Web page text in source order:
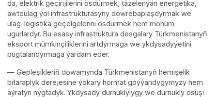
da, elektrik geçirijilerini ösdürmek, täzelenýän energetika,
awtoulag ýol infrastrukturasyny döwrebaplaşdyrmak we
ulag-logistika geçelgelerini ösdürmek hem möhüm
ugurlardyr. Bu esasy infrastruktura desgalary Türkmenistanyň
eksport mümkinçiliklerini artdyrmaga we ykdysadyýetini
pugtalandyrmaga ýardam eder.
— Gepleşikleriň dowamynda Türkmenistanyň hemişelik
bitaraplyk derejesine ýokary hormat goýýandygymyzy hem
aýratyn nygtadyk. Ykdysady durnuklylygy we durnukly ösüşi